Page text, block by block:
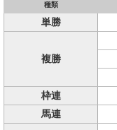
種類
単勝
複勝
枠連
馬連